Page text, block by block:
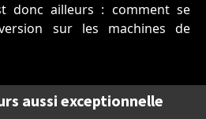
donc ailleurs : comment se
sur les machines de
aussi exceptionnelle